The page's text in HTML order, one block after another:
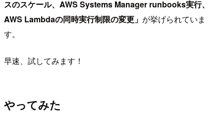
スのスケール、AWS Systems Manager runbooks実行、
AWS Lambdaの同時実行制限の変更」 が挙げられていま
す。
早速、試してみます！
やってみた